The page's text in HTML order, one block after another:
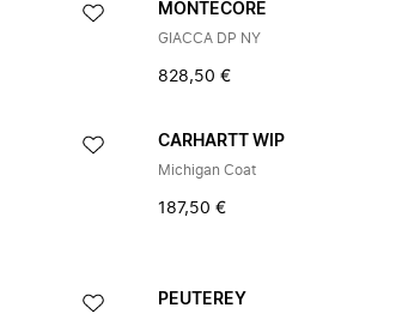
MONTECORE
GIACCA DP NY
828,50 €
CARHARTT WIP
Michigan Coat
187,50 €
PEUTEREY